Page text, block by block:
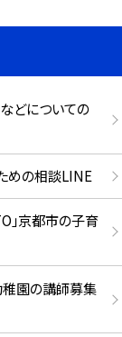
どについての
めの相談LINE
」京都市の子育
稚園の講師募集